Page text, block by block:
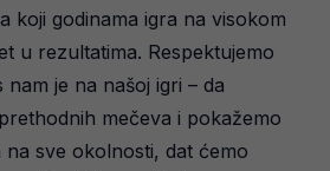
koji godinama igra na visokom
u rezultatima. Respektujemo
je na našoj igri – da
mečeva i pokažemo
sve okolnosti, dat ćemo